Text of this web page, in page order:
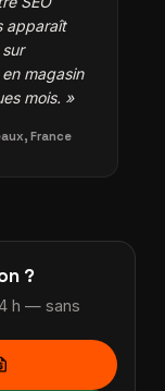
apparaît
magasin
mois. »
France
?
h — sans